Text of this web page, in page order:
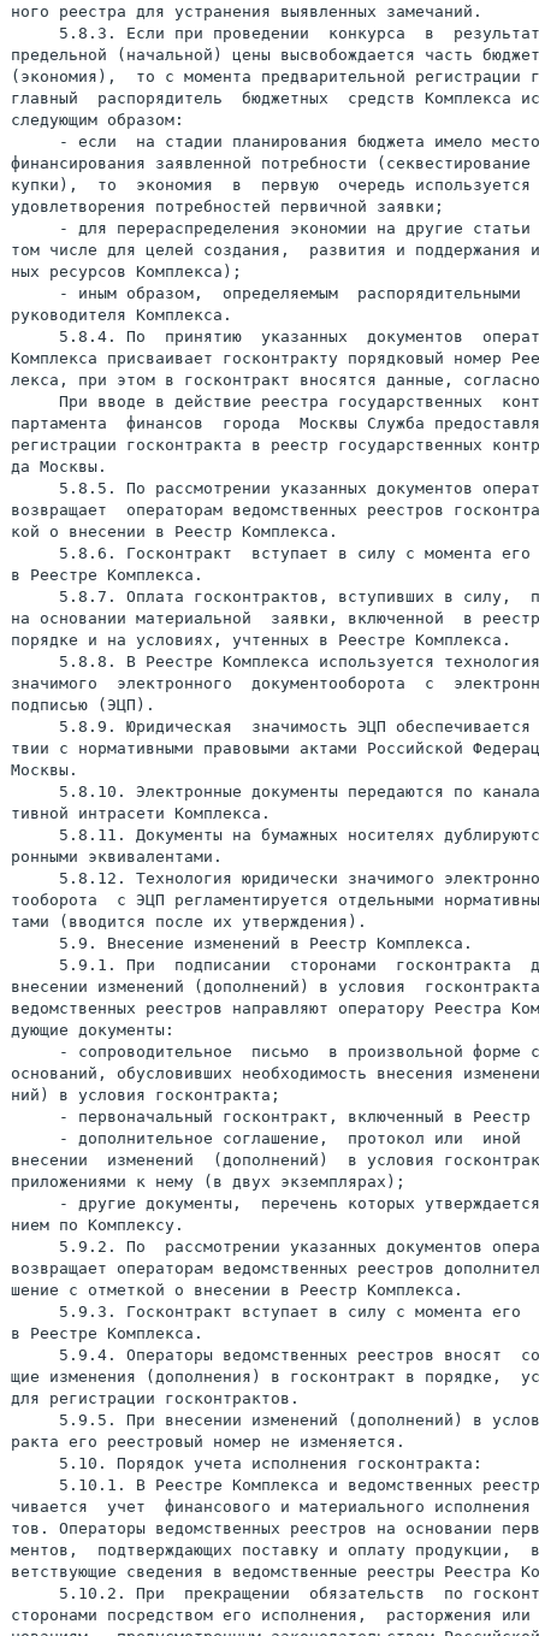
ного реестра для устранения выявленных замечаний.
5.8.3. Если при проведении  конкурса  в
предельной (начальной) цены высвобождается часть
(экономия),  то с момента предварительной регистрации
главный  распорядитель  бюджетных  средств Комплекса
следующим образом:
- если  на стадии планирования бюджета имело
финансирования заявленной потребности
купки),  то  экономия  в  первую  очередь используется
удовлетворения потребностей первичной заявки;
- для перераспределения экономии на другие статьи
том числе для целей создания,  развития и поддержания
ных ресурсов Комплекса);
- иным образом,  определяемым  распорядительными
руководителя Комплекса.
5.8.4. По  принятию  указанных  документов
Комплекса присваивает госконтракту порядковый номер
лекса, при этом в госконтракт вносятся данные,
При вводе в действие реестра государственных
партамента  финансов  города  Москвы Служба
регистрации госконтракта в реестр государственных
да Москвы.
5.8.5. По рассмотрении указанных документов
возвращает  операторам ведомственных реестров
кой о внесении в Реестр Комплекса.
5.8.6. Госконтракт  вступает в силу с момента его
в Реестре Комплекса.
5.8.7. Оплата госконтрактов, вступивших в силу,
на основании материальной  заявки, включенной  в
порядке и на условиях, учтенных в Реестре Комплекса.
5.8.8. В Реестре Комплекса используется
значимого  электронного  документооборота  с
подписью (ЭЦП).
5.8.9. Юридическая  значимость ЭЦП обеспечивается
твии с нормативными правовыми актами Российской
Москвы.
5.8.10. Электронные документы передаются по
тивной интрасети Комплекса.
5.8.11. Документы на бумажных носителях
ронными эквивалентами.
5.8.12. Технология юридически значимого
тооборота  с ЭЦП регламентируется отдельными
тами (вводится после их утверждения).
     5.9. Внесение изменений в Реестр Комплекса.
5.9.1. При  подписании  сторонами  госконтракта
внесении изменений (дополнений) в условия
ведомственных реестров направляют оператору Реестра
дующие документы:
- сопроводительное  письмо  в произвольной форме
оснований, обусловивших необходимость внесения
ний) в условия госконтракта;
- первоначальный госконтракт, включенный в Реестр
- дополнительное соглашение,  протокол или  иной
внесении  изменений  (дополнений)  в условия
приложениями к нему (в двух экземплярах);
- другие документы,  перечень которых
нием по Комплексу.
5.9.2. По  рассмотрении указанных документов
возвращает операторам ведомственных реестров
шение с отметкой о внесении в Реестр Комплекса.
5.9.3. Госконтракт вступает в силу с момента его
в Реестре Комплекса.
5.9.4. Операторы ведомственных реестров вносят
щие изменения (дополнения) в госконтракт в порядке,
для регистрации госконтрактов.
5.9.5. При внесении изменений (дополнений) в
ракта его реестровый номер не изменяется.
     5.10. Порядок учета исполнения госконтракта:
5.10.1. В Реестре Комплекса и ведомственных
чивается  учет  финансового и материального исполнения
тов. Операторы ведомственных реестров на основании
ментов,  подтверждающих поставку и оплату продукции,
ветствующие сведения в ведомственные реестры Реестра
5.10.2. При  прекращении  обязательств  по
сторонами посредством его исполнения,  расторжения